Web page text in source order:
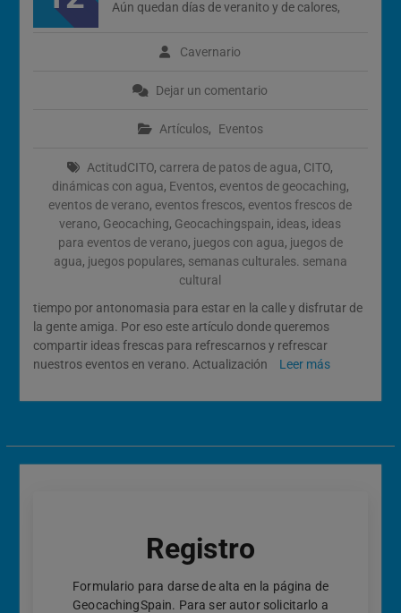
2026
Próximo Eclipse Solar Total
Cavernario
Dejar un comentario
Artículos, Eventos
ActitudCITO, carrera de patos de agua, CITO,
dinámicas con agua, Eventos, eventos de geocaching,
eventos de verano, eventos frescos, eventos frescos de
verano, Geocaching, Geocachingspain, ideas, ideas
para eventos de verano, juegos con agua, juegos de
agua, juegos populares, semanas culturales. semana
cultural
Aún quedan días de veranito y de calores,
tiempo por antonomasia para estar en la calle y disfrutar de
la gente amiga. Por eso este artículo donde queremos
compartir ideas frescas para refrescarnos y refrescar
nuestros eventos en verano. Actualización
Leer más
Registro
Formulario para darse de alta en la página de
GeocachingSpain. Para ser autor solicitarlo a